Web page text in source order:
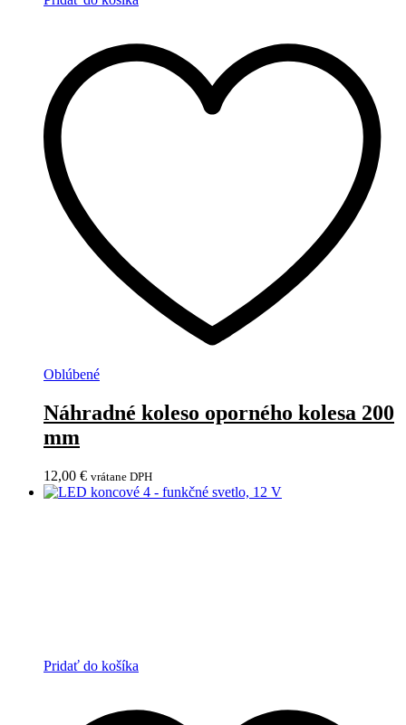
Oblúbené
Náhradné koleso oporného kolesa 200
mm
12,00 € vrátane DPH
Pridať do košíka